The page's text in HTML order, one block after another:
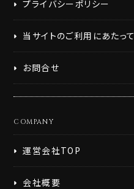
プライバシーポリシー
当サイトのご利用にあたって
お問合せ
COMPANY
運営会社TOP
会社概要